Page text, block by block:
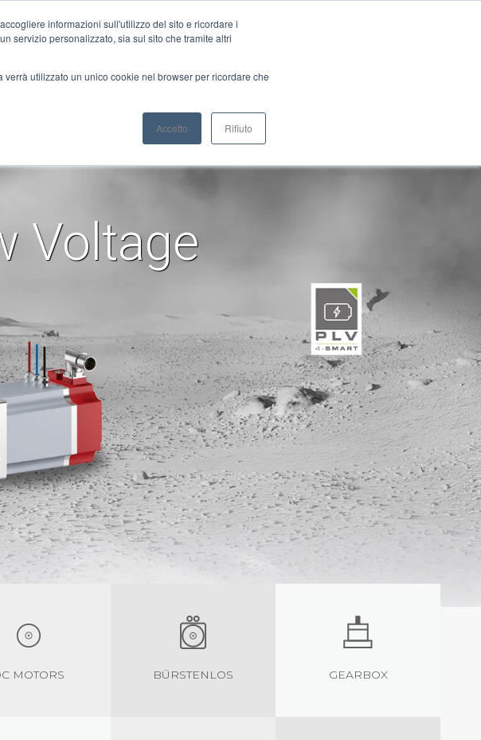
informazioni sull'utilizzo del sito e ricordare i
servizio personalizzato, sia sul sito che tramite altri
utilizzato un unico cookie nel browser per ricordare che
Accetto Rifiuto
DC-Motoren Bürstenlose Servomotoren
MEDIA KONFIGURATOR WIEDERVERKÄUFER
Gearboxes
MOTORS BÜRSTENLOS GEARBOX